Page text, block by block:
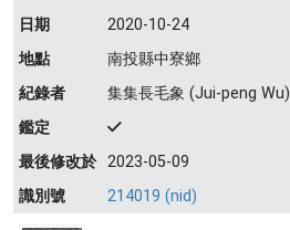
日期
2020-10-24
地點
南投縣中寮鄉
紀錄者
集集長毛象 (Jui-peng Wu)
鑑定
最後修改於 2023-05-09
識別號
214019 (nid)